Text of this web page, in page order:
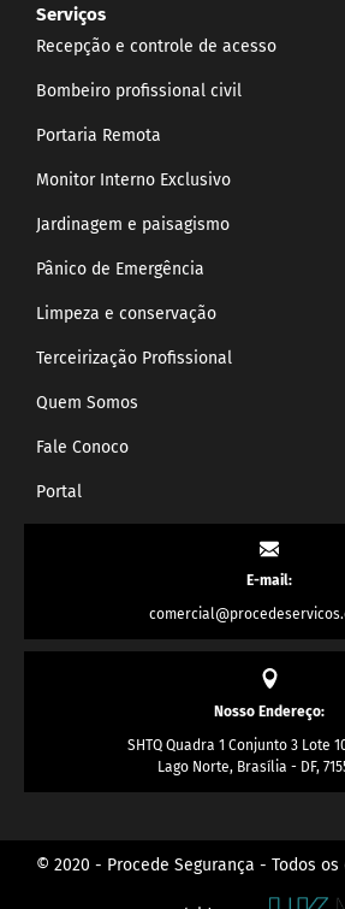
Serviços
Recepção e controle de acesso
Bombeiro profissional civil
Portaria Remota
Monitor Interno Exclusivo
Jardinagem e paisagismo
Pânico de Emergência
Limpeza e conservação
Terceirização Profissional
Quem Somos
Fale Conoco
Portal
E-mail:
Nosso Endereço:
SHTQ Quadra 1 Conjunto 3 Lote
Lago Norte, Brasília - DF,
© 2020 - Procede Segurança - Todos